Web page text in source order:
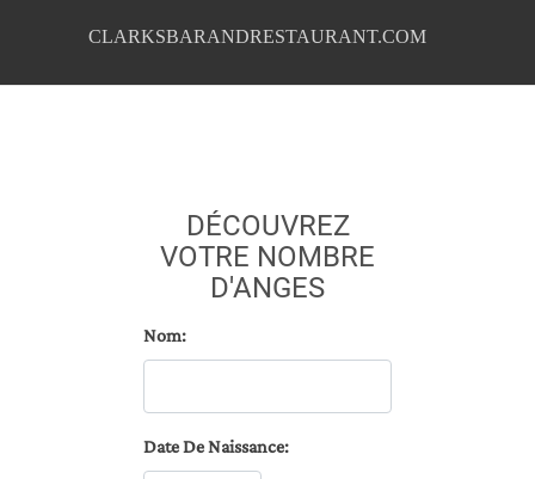
CLARKSBARANDRESTAURANT.COM
DÉCOUVREZ
VOTRE NOMBRE
D'ANGES
Nom:
Date De Naissance: